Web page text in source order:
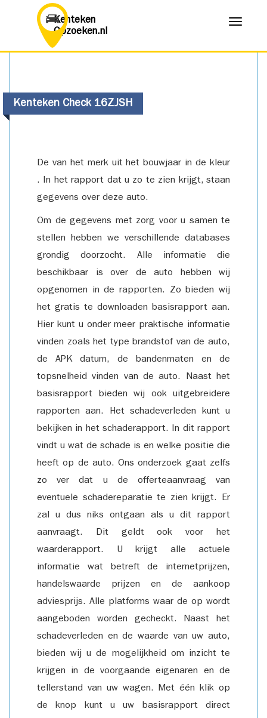
Kenteken
Opzoeken.nl
Menu
Kenteken Check 16ZJSH
De van het merk uit het bouwjaar in de kleur
. In het rapport dat u zo te zien krijgt, staan
gegevens over deze auto.
Om de gegevens met zorg voor u samen te
stellen hebben we verschillende databases
grondig doorzocht. Alle informatie die
beschikbaar is over de auto hebben wij
opgenomen in de rapporten. Zo bieden wij
het gratis te downloaden basisrapport aan.
Hier kunt u onder meer praktische informatie
vinden zoals het type brandstof van de auto,
de APK datum, de bandenmaten en de
topsnelheid vinden van de auto. Naast het
basisrapport bieden wij ook uitgebreidere
rapporten aan. Het schadeverleden kunt u
bekijken in het schaderapport. In dit rapport
vindt u wat de schade is en welke positie die
heeft op de auto. Ons onderzoek gaat zelfs
zo ver dat u de offerteaanvraag van
eventuele schadereparatie te zien krijgt. Er
zal u dus niks ontgaan als u dit rapport
aanvraagt. Dit geldt ook voor het
waarderapport. U krijgt alle actuele
informatie wat betreft de internetprijzen,
handelswaarde prijzen en de aankoop
adviesprijs. Alle platforms waar de op wordt
aangeboden worden gecheckt. Naast het
schadeverleden en de waarde van uw auto,
bieden wij u de mogelijkheid om inzicht te
krijgen in de voorgaande eigenaren en de
tellerstand van uw wagen. Met één klik op
de knop kunt u uw basisrapport direct